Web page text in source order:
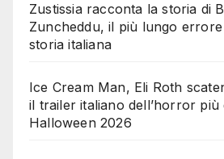
Zustissia racconta la storia di
Zuncheddu, il più lungo
storia italiana
Ice Cream Man, Eli Roth
il trailer italiano dell’horror più
Halloween 2026